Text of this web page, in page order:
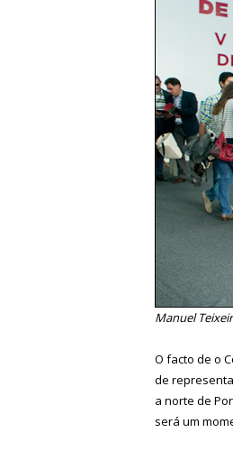
Manuel
O facto de o
de
a norte de
será um